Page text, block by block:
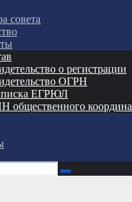
совета
о регистрации
ОГРН
ЕГРЮЛ
общественного